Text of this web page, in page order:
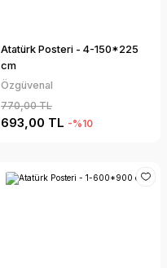
Atatürk Posteri - 4-150*225
cm
Özgüvenal
770,00 TL
693,00 TL -%10